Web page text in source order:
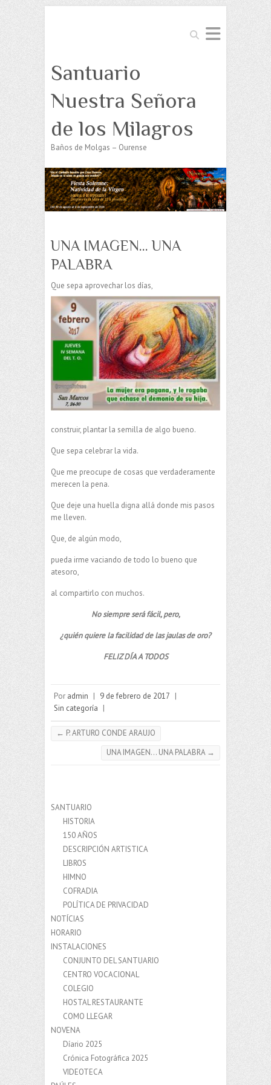
Buscar
Santuario
Nuestra Señora
de los Milagros
Baños de Molgas – Ourense
UNA IMAGEN… UNA
PALABRA
Que sepa aprovechar los días,
construir, plantar la semilla de algo bueno.
Que sepa celebrar la vida.
Que me preocupe de cosas que verdaderamente
merecen la pena.
Que deje una huella digna allá donde mis pasos
me lleven.
Que, de algún modo,
pueda irme vaciando de todo lo bueno que
atesoro,
al compartirlo con muchos.
No siempre será fácil, pero,
¿quién quiere la facilidad de las jaulas de oro?
FELIZ DÍA A TODOS
Por admin | 9 de febrero de 2017 |
Sin categoría |
← P. ARTURO CONDE ARAUJO
UNA IMAGEN… UNA PALABRA →
SANTUARIO
HISTORIA
150 AÑOS
DESCRIPCIÓN ARTISTICA
LIBROS
HIMNO
COFRADIA
POLÍTICA DE PRIVACIDAD
NOTÍCIAS
HORARIO
INSTALACIONES
CONJUNTO DEL SANTUARIO
CENTRO VOCACIONAL
COLEGIO
HOSTAL RESTAURANTE
COMO LLEGAR
NOVENA
Díario 2025
Crónica Fotográfica 2025
VIDEOTECA